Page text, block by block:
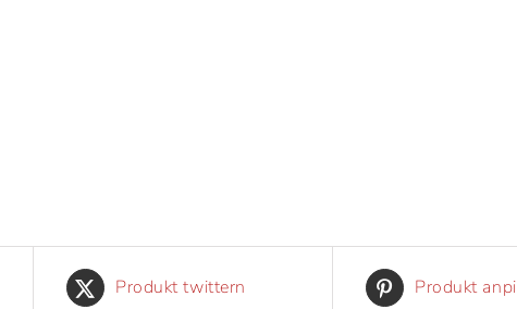
Produkt twittern Produkt